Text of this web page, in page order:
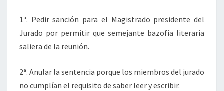
1ª. Pedir sanción para el Magistrado presidente del
Jurado por permitir que semejante bazofia literaria
saliera de la reunión.
2ª. Anular la sentencia porque los miembros del jurado
no cumplían el requisito de saber leer y escribir.